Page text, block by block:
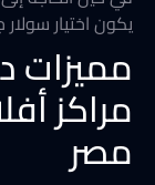
يكون اختيار
مميزات
مراكز
مصر